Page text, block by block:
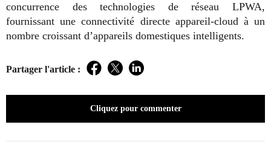
concurrence des technologies de réseau LPWA,
fournissant une connectivité directe appareil-cloud à un
nombre croissant d’appareils domestiques intelligents.
Partager l'article : Facebook
TwitterLinkedIn
Cliquez pour commenter